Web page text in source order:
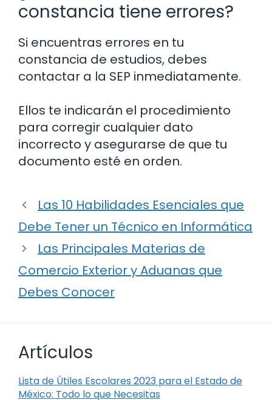
constancia tiene errores?
Si encuentras errores en tu
constancia de estudios, debes
contactar a la SEP inmediatamente.
Ellos te indicarán el procedimiento
para corregir cualquier dato
incorrecto y asegurarse de que tu
documento esté en orden.
Las 10 Habilidades Esenciales que
Debe Tener un Técnico en Informática
Las Principales Materias de
Comercio Exterior y Aduanas que
Debes Conocer
Artículos
Lista de Útiles Escolares 2023 para el Estado de
México: Todo lo que Necesitas